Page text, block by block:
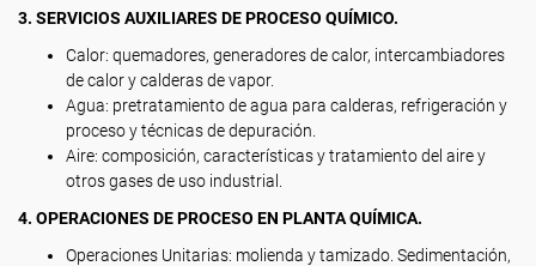
3. SERVICIOS AUXILIARES DE PROCESO QUÍMICO.
Calor: quemadores, generadores de calor, intercambiadores
de calor y calderas de vapor.
Agua: pretratamiento de agua para calderas, refrigeración y
proceso y técnicas de depuración.
Aire: composición, características y tratamiento del aire y
otros gases de uso industrial.
4. OPERACIONES DE PROCESO EN PLANTA QUÍMICA.
Operaciones Unitarias: molienda y tamizado. Sedimentación,